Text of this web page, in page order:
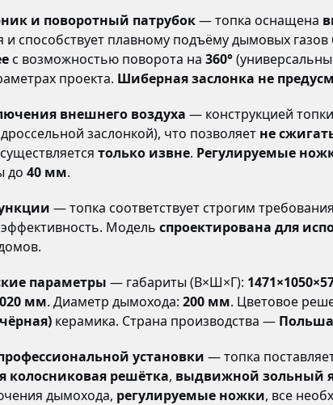
и поворотный патрубок— топка оснащена
способствует плавному подъёму дымовых газов
с возможностью поворота на 360°
проекта. Шиберная заслонка не
внешнего воздуха — конструкцией
заслонкой), что позволяет не
только извне. Регулируемые
до 40 мм.
— топка соответствует строгим
Модель спроектирована для
параметры — габариты (В×Ш×Г):
мм. Диаметр дымохода: 200 мм. Цветовое
керамика. Страна производства — Польша
установки — топка
колосниковая решётка, выдвижной зольный
дымохода, регулируемые ножки, все